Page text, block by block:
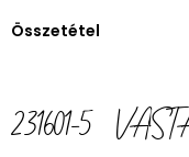
Összetétel
231601-5